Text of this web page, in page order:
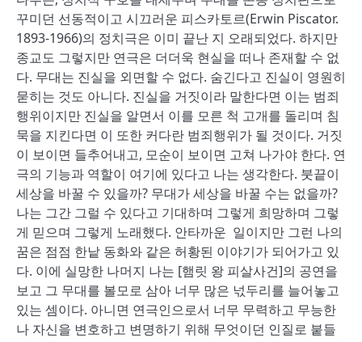
꾸미던 선동적이고 시끄러운 피스카토르(Erwin Piscator.
1893-1966)의 정치극은 이미 끝난 지 오래되었다. 하지만
종교도 그렇지만 연극은 더더욱 현실을 떠나 존재할 수 없
다. 무대는 진실을 외면할 수 없다. 숨긴다고 진실이 영원히
묻히는 것도 아니다. 진실을 거짓이라 말한다면 이는 범죄
행위이지만 진실을 알면서 이를 모른 척 고개를 돌리며 침
묵을 지킨다면 이 또한 커다란 범죄행위가 될 것이다. 거짓
이 보이면 들추어내고, 모순이 보이면 고쳐 나가야 한다. 연
극의 기능과 역할이 여기에 있다고 나는 생각한다. 붓끝이
세상을 바꿀 수 있을까? 무대가 세상을 바꿀 수는 없을까?
나는 그간 그럴 수 있다고 기대하며 그렇게 희망하며 그렇
게 믿으며 그렇게 노래했다. 안타까운 일이지만 그런 나의
꿈은 점점 한낱 동화와 같은 허황된 이야기가 되어가고 있
다. 이에 실망한 나머지 나는 [햄릿 왕 피살사건]의 공연을
보고 그 무대를 볼모로 삼아 너무 많은 넋두리를 늘어놓고
있는 셈이다. 아니면 연극인으로서 너무 무력하고 무능한
나 자신을 변호하고 변명하기 위해 무엇이던 인질로 붙들